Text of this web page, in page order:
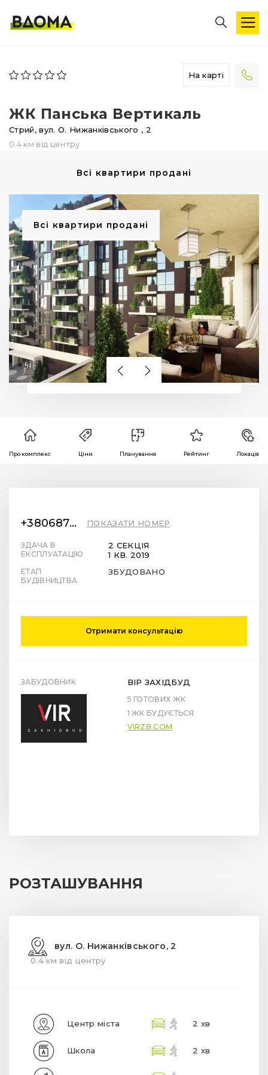
На карті
ЖК Панська Вертикаль
Стрий,вул. О. Нижанківського , 2
0.4 км від центру
Всі квартири продані
Всі квартири продані
Про комплекс Ціни Планування Рейтинг Локація
+380687005777 ПОКАЗАТИ НОМЕР
ЗДАЧА В
ЕКСПЛУАТАЦІЮ
2 СЕКЦІЯ
1 КВ. 2019
ЕТАП
БУДІВНИЦТВА
ЗБУДОВАНО
Отримати консультацію
ЗАБУДОВНИК ВІР ЗАХІДБУД
5 ГОТОВИХ ЖК
1 ЖК БУДУЄТЬСЯ
VIRZB.COM
РОЗТАШУВАННЯ
вул. О. Нижанківського, 2
0.4 км від центру
Центр міста 2 хв
Школа 2 хв